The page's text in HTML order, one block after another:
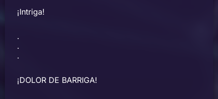
¡Intriga!
.
.
.
¡DOLOR DE BARRIGA!